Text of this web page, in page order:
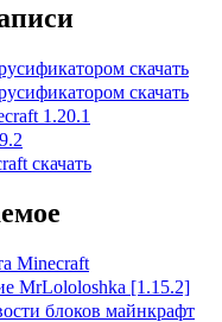
скачать
скачать
1.20.1
скачать
Minecraft
MrLololoshka [1.15.2]
блоков майнкрафт